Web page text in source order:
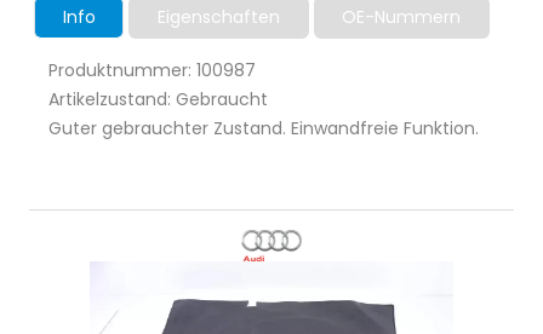
Info Eigenschaften OE-Nummern
Produktnummer: 100987
Artikelzustand: Gebraucht
Guter gebrauchter Zustand. Einwandfreie Funktion.